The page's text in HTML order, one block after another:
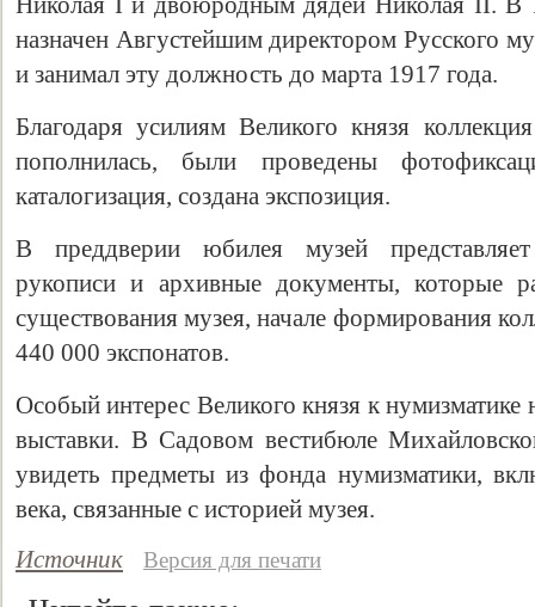
назначен Августейшим директором Русского
и занимал эту должность до марта 1917 года.
Благодаря усилиям Великого князя
пополнилась, были проведены
каталогизация, создана экспозиция.
В преддверии юбилея музей
рукописи и архивные документы, которые
существования музея, начале формирования
440 000 экспонатов.
Особый интерес Великого князя к нумизматике
выставки. В Садовом вестибюле
увидеть предметы из фонда нумизматики,
века, связанные с историей музея.
Источник
Версия для печати
Свидетельство